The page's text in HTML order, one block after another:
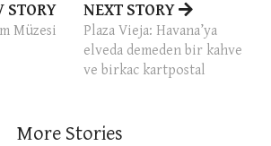
STORY
Müzesi
NEXT STORY
Plaza Vieja: Havana’ya
elveda demeden bir kahve
ve birkac kartpostal
More Stories